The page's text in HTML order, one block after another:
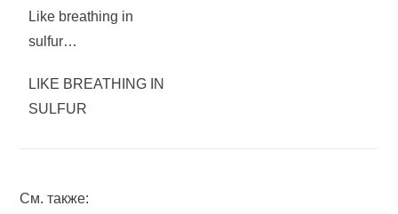
Like breathing in
sulfur…
LIKE BREATHING IN
SULFUR
См. также: